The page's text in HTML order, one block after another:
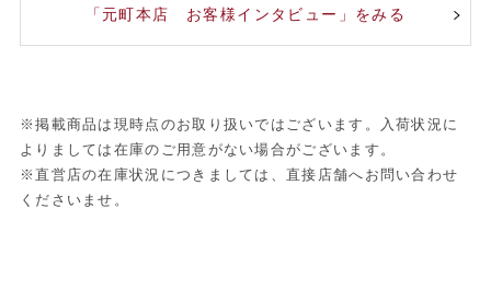
「元町本店 お客様インタビュー」をみる
※掲載商品は現時点のお取り扱いではございます。入荷状況に
よりましては在庫のご用意がない場合がございます。
※直営店の在庫状況につきましては、直接店舗へお問い合わせ
くださいませ。